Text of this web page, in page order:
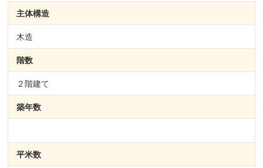
主体構造
木造
階数
２階建て
築年数
平米数